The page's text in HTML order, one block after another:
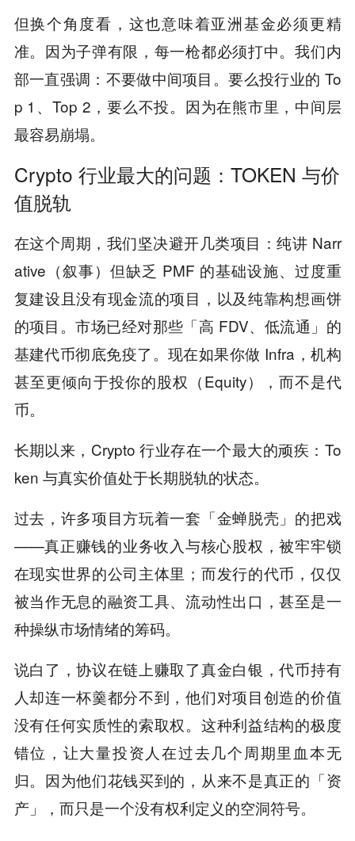
但换个角度看，这也意味着亚洲基金必须更精
准。因为子弹有限，每一枪都必须打中。我们内
部一直强调：不要做中间项目。要么投行业的 To
p 1、Top 2，要么不投。因为在熊市里，中间层
最容易崩塌。
Crypto 行业最大的问题：TOKEN 与价
值脱轨
在这个周期，我们坚决避开几类项目：纯讲 Narr
ative（叙事）但缺乏 PMF 的基础设施、过度重
复建设且没有现金流的项目，以及纯靠构想画饼
的项目。市场已经对那些「高 FDV、低流通」的
基建代币彻底免疫了。现在如果你做 Infra，机构
甚至更倾向于投你的股权（Equity），而不是代
币。
长期以来，Crypto 行业存在一个最大的顽疾：To
ken 与真实价值处于长期脱轨的状态。
过去，许多项目方玩着一套「金蝉脱壳」的把戏
——真正赚钱的业务收入与核心股权，被牢牢锁
在现实世界的公司主体里；而发行的代币，仅仅
被当作无息的融资工具、流动性出口，甚至是一
种操纵市场情绪的筹码。
说白了，协议在链上赚取了真金白银，代币持有
人却连一杯羹都分不到，他们对项目创造的价值
没有任何实质性的索取权。这种利益结构的极度
错位，让大量投资人在过去几个周期里血本无
归。因为他们花钱买到的，从来不是真正的「资
产」，而只是一个没有权利定义的空洞符号。